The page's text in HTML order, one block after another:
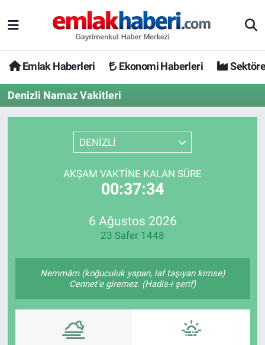
Emlak Haberleri Ekonomi Haberleri
Denizli Namaz Vakitleri
DENİZLİ
AKŞAM VAKTINE KALAN SÜRE
00:37:34
6 Ağustos 2026
23 Safer 1448
Nemmâm (koğuculuk yapan, laf taşıyan kimse)
Cennet'e giremez. (Hadis-i şerif)